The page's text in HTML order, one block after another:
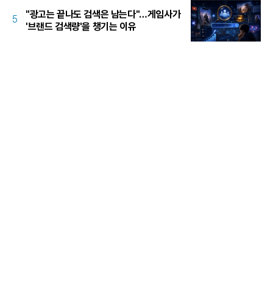
5
"광고는 끝나도 검색은 남는다"…게임사가
'브랜드 검색량'을 챙기는 이유